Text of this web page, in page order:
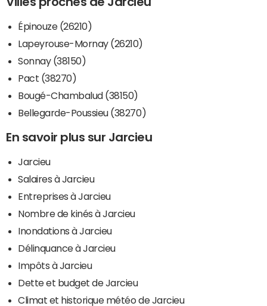
Épinouze (26210)
Lapeyrouse-Mornay (26210)
Sonnay (38150)
Pact (38270)
Bougé-Chambalud (38150)
Bellegarde-Poussieu (38270)
En savoir plus sur Jarcieu
Jarcieu
Salaires à Jarcieu
Entreprises à Jarcieu
Nombre de kinés à Jarcieu
Inondations à Jarcieu
Délinquance à Jarcieu
Impôts à Jarcieu
Dette et budget de Jarcieu
Climat et historique météo de Jarcieu